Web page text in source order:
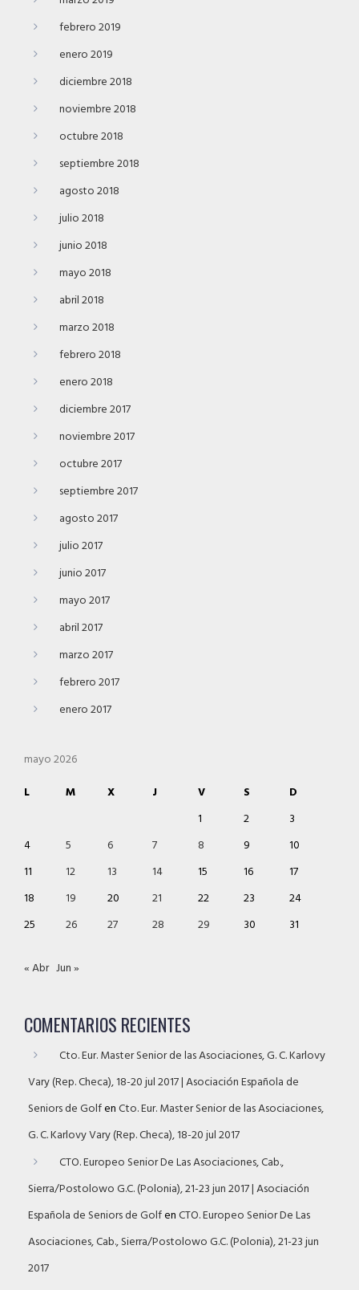
febrero 2019
enero 2019
diciembre 2018
noviembre 2018
octubre 2018
septiembre 2018
agosto 2018
julio 2018
junio 2018
mayo 2018
abril 2018
marzo 2018
febrero 2018
enero 2018
diciembre 2017
noviembre 2017
octubre 2017
septiembre 2017
agosto 2017
julio 2017
junio 2017
mayo 2017
abril 2017
marzo 2017
febrero 2017
enero 2017
mayo 2026
L
M X J V S
D
1
2
3
4
5 6 7 8 9
10
11
12 13 14 15 16
17
18
19 20 21 22 23
24
25
26 27 28 29 30 31
« Abr Jun »
COMENTARIOS RECIENTES
Cto. Eur. Master Senior de las Asociaciones, G. C. Karlovy
Vary (Rep. Checa), 18-20 jul 2017 | Asociación Española de
Seniors de GolfenCto. Eur. Master Senior de las Asociaciones,
G. C. Karlovy Vary (Rep. Checa), 18-20 jul 2017
CTO. Europeo Senior De Las Asociaciones, Cab.,
Sierra/Postolowo G.C. (Polonia), 21-23 jun 2017 | Asociación
Española de Seniors de GolfenCTO. Europeo Senior De Las
Asociaciones, Cab., Sierra/Postolowo G.C. (Polonia), 21-23 jun
2017